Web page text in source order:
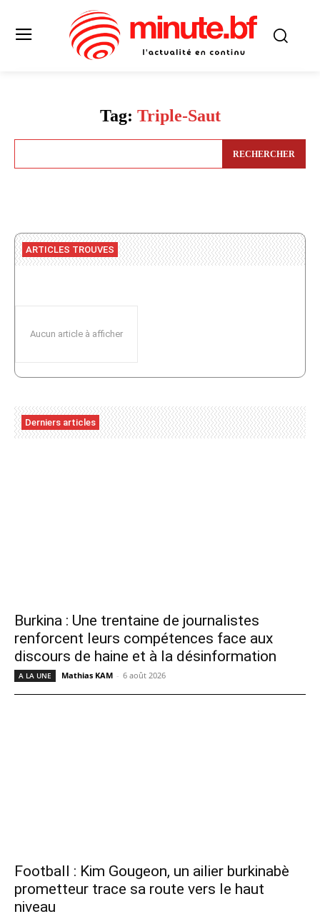
Tag: Triple-Saut
RECHERCHER
ARTICLES TROUVES
Aucun article à afficher
Derniers articles
Burkina : Une trentaine de journalistes
renforcent leurs compétences face aux
discours de haine et à la désinformation
A LA UNE Mathias KAM - 6 août 2026
Football : Kim Gougeon, un ailier burkinabè
prometteur trace sa route vers le haut
niveau